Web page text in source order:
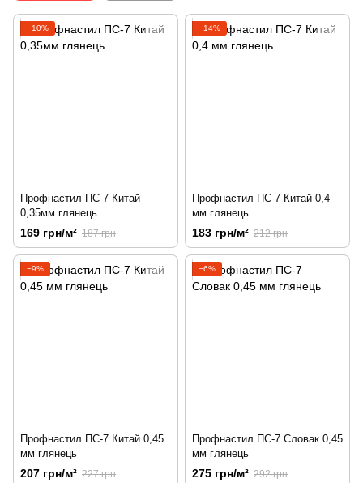
−10%
Профнастил ПС-7 Китай
0,35мм глянець
169 грн/м² 187 грн
−14%
Профнастил ПС-7 Китай 0,4
мм глянець
183 грн/м² 212 грн
−9%
Профнастил ПС-7 Китай 0,45
мм глянець
207 грн/м² 227 грн
−6%
Профнастил ПС-7 Словак 0,45
мм глянець
275 грн/м² 292 грн